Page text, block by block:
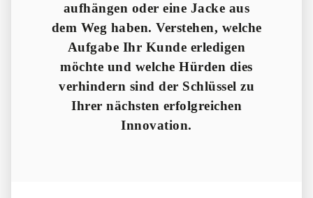
aufhängen oder eine Jacke aus
dem Weg haben. Verstehen, welche
Aufgabe Ihr Kunde erledigen
möchte und welche Hürden dies
verhindern sind der Schlüssel zu
Ihrer nächsten erfolgreichen
Innovation.